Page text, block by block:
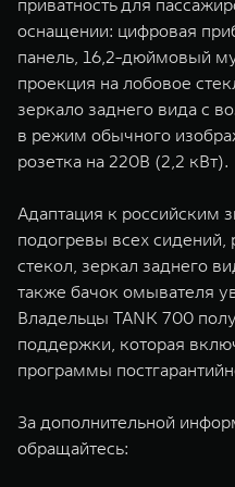
приватность для
оснащении: цифровая
панель, 16,2-дюймовый
проекция на лобовое
зеркало заднего вида с
в режим обычного
розетка на 220В (2,2 кВт).
Адаптация к российским
подогревы всех сидений,
стекол, зеркал заднего
также бачок омывателя
Владельцы TANK 700
поддержки, которая
программы
За дополнительной
обращайтесь: